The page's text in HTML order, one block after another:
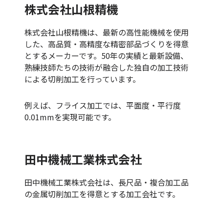
株式会社山根精機
株式会社山根精機は、最新の高性能機械を使用
した、高品質・高精度な精密部品づくりを得意
とするメーカーです。50年の実績と最新設備、
熟練技師たちの技術が融合した独自の加工技術
による切削加工を行っています。
例えば、フライス加工では、平面度・平行度
0.01mmを実現可能です。
田中機械工業株式会社
田中機械工業株式会社は、長尺品・複合加工品
の金属切削加工を得意とする加工会社です。